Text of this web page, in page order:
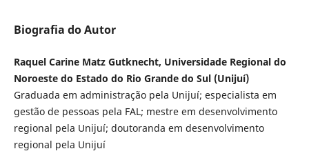
Biografia do Autor
Raquel Carine Matz Gutknecht, Universidade Regional do
Noroeste do Estado do Rio Grande do Sul (Unijuí)
Graduada em administração pela Unijuí; especialista em
gestão de pessoas pela FAL; mestre em desenvolvimento
regional pela Unijuí; doutoranda em desenvolvimento
regional pela Unijuí